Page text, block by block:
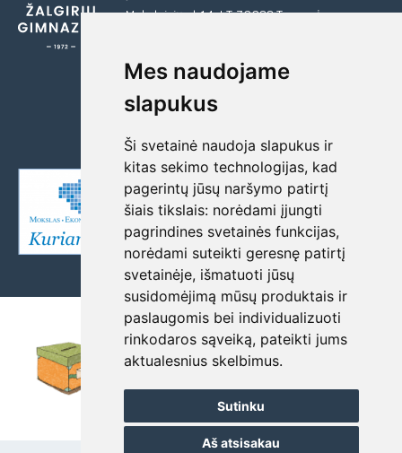
Mes naudojame
slapukus
Ši svetainė naudoja slapukus ir
kitas sekimo technologijas, kad
pagerintų jūsų naršymo patirtį
šiais tikslais: norėdami įjungti
pagrindines svetainės funkcijas,
norėdami suteikti geresnę patirtį
svetainėje, išmatuoti jūsų
susidomėjimą mūsų produktais ir
paslaugomis bei individualizuoti
rinkodaros sąveiką, pateikti jums
aktualesnius skelbimus.
Sutinku
Aš atsisakau
Moksleivių al. 14, LT-72288 Tauragė
El. paštas gimnazija@zalgiriai.lt
gimnazija@zalgiriai.lt
Duomenys kaupiami ir saugomi Juridinių